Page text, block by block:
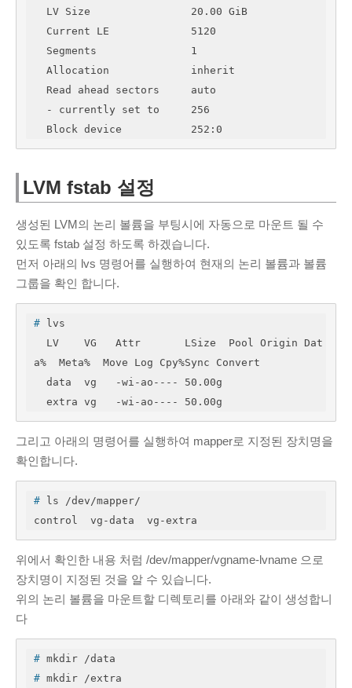
  Block device           252:0
LVM fstab 설정
생성된 LVM의 논리 볼륨을 부팅시에 자동으로 마운트 될 수
있도록 fstab 설정 하도록 하겠습니다.
먼저 아래의 lvs 명령어를 실행하여 현재의 논리 볼륨과 볼륨
그룹을 확인 합니다.
# lvs
a%  Meta%  Move Log Cpy%Sync Convert
  extra vg   -wi-ao---- 50.00g
그리고 아래의 명령어를 실행하여 mapper로 지정된 장치명을
확인합니다.
# ls /dev/mapper/
위에서 확인한 내용 처럼 /dev/mapper/vgname-lvname 으로
장치명이 지정된 것을 알 수 있습니다.
위의 논리 볼륨을 마운트할 디렉토리를 아래와 같이 생성합니
다
# mkdir /data
# mkdir /extra